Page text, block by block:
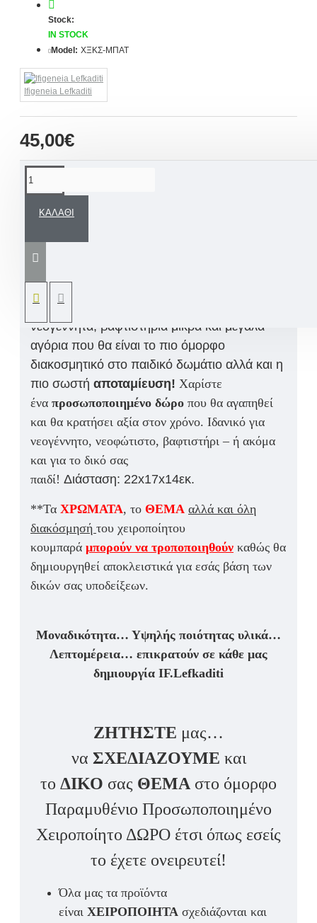
45,00€
Stock:
IN STOCK
Model: ΧΞΚΣ-ΜΠΑΤ
Ifigeneia Lefkaditi
ΚΑΛΆΘΙ
αγόρι. Ξύλινος μεγάλος κουμπαράς σε σχέδιο
τον
ΜΠΑΤΜΑΝ
νεογέννητα, βαφτιστήρια μικρά και μεγάλα
αγόρια που θα είναι το πιο όμορφο
διακοσμητικό στο παιδικό δωμάτιο αλλά και η
πιο σωστή αποταμίευση! Χαρίστε
ένα προσωποποιημένο δώρο που θα αγαπηθεί
και θα κρατήσει αξία στον χρόνο. Ιδανικό για
νεογέννητο, νεοφώτιστο, βαφτιστήρι – ή ακόμα
και για το δικό σας
παιδί! Διάσταση: 22x17x14εκ.
**Τα ΧΡΩΜΑΤΑ, το ΘΕΜΑ αλλά και όλη
διακόσμησή του χειροποίητου
κουμπαρά μπορούν να τροποποιηθούν καθώς θα
δημιουργηθεί αποκλειστικά για εσάς βάση των
δικών σας υποδείξεων.
Μοναδικότητα… Υψηλής ποιότητας υλικά…
Λεπτομέρεια… επικρατούν σε κάθε μας
δημιουργία IF.Lefkaditi
ΖΗΤΗΣΤΕ μας…
να ΣΧΕΔΙΑΖΟΥΜΕ και
το ΔΙΚΟ σας ΘΕΜΑστο όμορφο
Παραμυθένιο Προσωποποιημένο
Χειροποίητο ΔΩΡΟ έτσι όπως εσείς
το έχετε ονειρευτεί!
Όλα μας τα προϊόντα
είναι ΧΕΙΡΟΠΟΙΗΤΑ σχεδιάζονται και